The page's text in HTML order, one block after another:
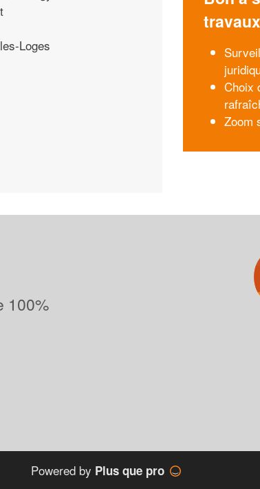
Loges
travaux
Choix
Zoom
100%
Powered by Plus que pro